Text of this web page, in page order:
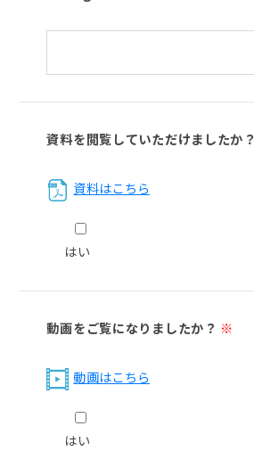
資料を閲覧していただけましたか？
資料はこちら
はい
動画をご覧になりましたか？ ※
動画はこちら
はい